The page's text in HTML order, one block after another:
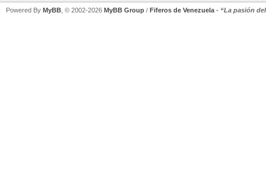
Powered By MyBB , © 2002-2026 MyBB Group / Fiferos de Venezuela - “La pasión